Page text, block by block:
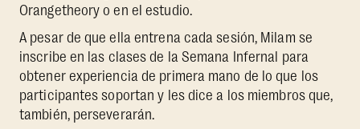
Orangetheory o en el estudio.
A pesar de que ella entrena cada sesión, Milam se
inscribe en las clases de la Semana Infernal para
obtener experiencia de primera mano de lo que los
participantes soportan y les dice a los miembros que,
también, perseverarán.